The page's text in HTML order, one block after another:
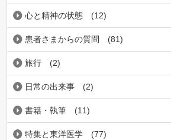
心と精神の状態 (12)
患者さまからの質問 (81)
旅行 (2)
日常の出来事 (2)
書籍・執筆 (11)
特集と東洋医学 (77)